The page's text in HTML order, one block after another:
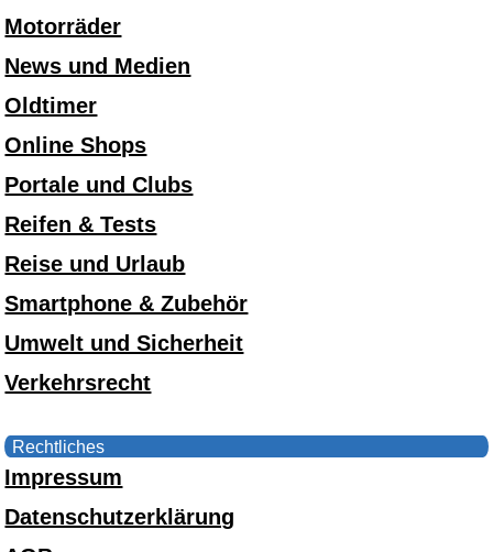
Motorräder
News und Medien
Oldtimer
Online Shops
Portale und Clubs
Reifen & Tests
Reise und Urlaub
Smartphone & Zubehör
Umwelt und Sicherheit
Verkehrsrecht
Rechtliches
Impressum
Datenschutzerklärung